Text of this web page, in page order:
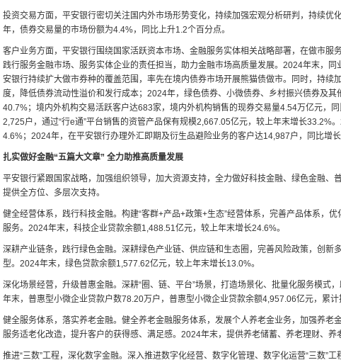
投资交易方面，平安银行密切关注国内外市场形势变化，持续加强宏观分析研判，持续优
年，债券交易量的市场份额为4.4%，同比上升1.2个百分点。
客户业务方面，平安银行围绕国家活跃资本市场、金融服务实体相关战略部署，在做市服
践行服务金融市场、服务实体企业的责任担当，助力金融市场高质量发展。2024年末，
安银行持续扩大做市券种的覆盖范围，率先在境内债券市场开展熊猫债做市。同时，持续
度，降低债券流动性溢价和发行成本；2024年，绿色债券、小微债券、乡村振兴债券及
40.7%；境内外机构交易活跃客户达683家，境内外机构销售的现券交易量4.54万亿元，
2,725户，通过“行e通”平台销售的资管产品保有规模2,667.05亿元，较上年末增长33.2%
4.6%；2024年，在平安银行办理外汇即期及衍生品避险业务的客户达14,987户，同比增长
扎实做好金融“五篇大文章” 全力助推高质量发展
平安银行紧跟国家战略，加强组织领导，加大资源支持，全力做好科技金融、绿色金融、
提供全方位、多层次支持。
健全经营体系，践行科技金融。构建“客群+产品+政策+生态”经营体系，完善产品体系，
服务。2024年末，科技企业贷款余额1,488.51亿元，较上年末增长24.6%。
深耕产业链条，践行绿色金融。深耕绿色产业链、供应链和生态圈，完善风险政策，创新
型。2024年末，绿色贷款余额1,577.62亿元，较上年末增长13.0%。
深化场景经营，升级普惠金融。深耕“圈、链、平台”场景，打造场景化、批量化服务模式
年末，普惠型小微企业贷款户数78.20万户，普惠型小微企业贷款余额4,957.06亿元，累计
健全服务体系，落实养老金融。健全养老金融服务体系，发展个人养老金业务，加强养老
服务适老化改造，提升客户的获得感、满足感。2024年末，提供养老储蓄、养老理财、养
推进“三数”工程，深化数字金融。深入推进数字化经营、数字化管理、数字化运营“三数”